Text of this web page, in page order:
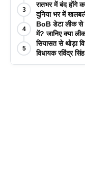
3
रातभर में बंद होंगे
दुनिया भर में
4
BoB डेटा लीक से
में? जानिए क्या
5
सियासत से थोड़ा
विधायक रविंद्र